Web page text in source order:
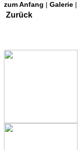
zum Anfang | Galerie |
Zurück